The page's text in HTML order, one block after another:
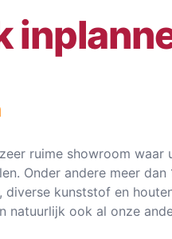
ruime showroom waar
Onder andere meer dan
diverse kunststof en
natuurlijk ook al onze